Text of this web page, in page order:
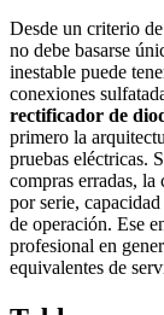
Desde un criterio
no debe basarse
inestable puede
conexiones
rectificador de
primero la
pruebas eléctricas.
compras erradas,
por serie,
de operación. Ese
profesional en
equivalentes de